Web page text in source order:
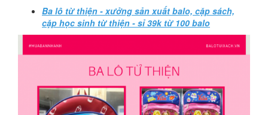
Ba lô từ thiện - xưởng sản xuất balo, cặp sách,
cặp học sinh từ thiện - sỉ 39k từ 100 balo